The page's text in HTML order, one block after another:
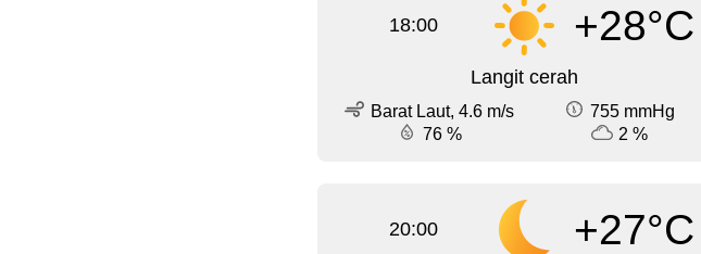
18:00 +28°C
Langit cerah
Barat Laut, 4.6 m/s
755 mmHg
76 %
2 %
20:00 +27°C